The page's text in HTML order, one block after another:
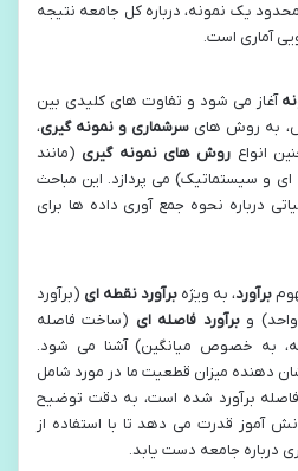
یک نمونه، درباره کل جامعه نتیجه
آماری است.
آغاز می شود و تفاوت های کلیدی بین
به روش های سرشماری و نمونه گیری،
انواع روش های نمونه گیری (مانند
و سیستماتیک) می پردازد. این مباحث
درباره نحوه جمع آوری داده ها برای
برآورد، به ویژه برآورد نقطه ای (برآورد
واحد) وبرآورد فاصله ای (ساخت فاصله
به خصوص میانگین) آشنا می شود.
دهنده میزان قطعیت ما در مورد شامل
برآورد شده است، به دقت توضیح
آموز قدرت می دهد تا با استفاده از
درباره جامعه دست یابد.